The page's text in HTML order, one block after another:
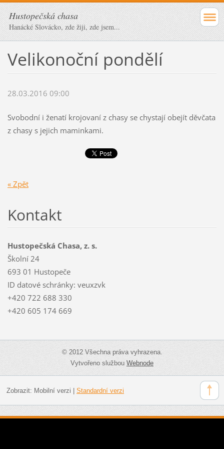
Hustopečská chasa
Hanácké Slovácko, zde žiji, zde jsem...
Velikonoční pondělí
28.03.2016 09:00
Svobodní i ženatí krojovaní z chasy se chystají obejít děvčata
z chasy s jejich maminkami.
« Zpět
Kontakt
Hustopečská Chasa, z. s.
Školní 24
693 01 Hustopeče
ID datové schránky: veuxzvk
+420 722 688 330
+420 605 174 669
© 2012 Všechna práva vyhrazena.
Vytvořeno službouWebnode
Zobrazit: Mobilní verzi Standardní verzi